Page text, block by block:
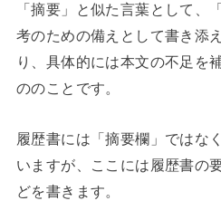
「摘要」と似た言葉として、
考のための備えとして書き添
り、具体的には本文の不足を
ののことです。
履歴書には「摘要欄」ではな
いますが、ここには履歴書の
どを書きます。